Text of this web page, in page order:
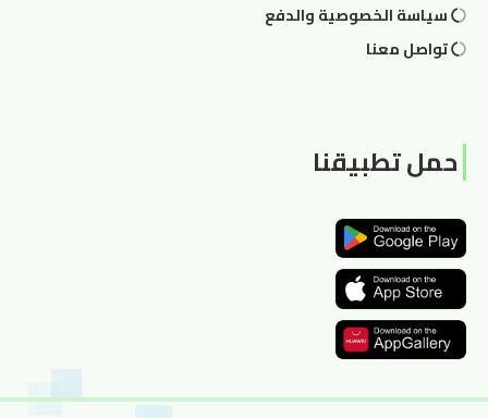
سياسة الخصوصية والدفع
تواصل معنا
حمل تطبيقنا